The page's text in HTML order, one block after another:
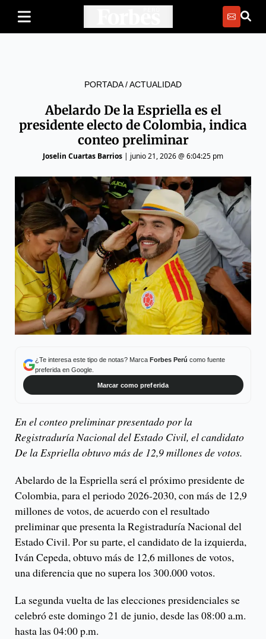
PORTADA/ACTUALIDAD
Abelardo De la Espriella es el
presidente electo de Colombia, indica
conteo preliminar
Joselin Cuartas Barrios | junio 21, 2026 @ 6:04:25 pm
¿Te interesa este tipo de notas? Marca Forbes Perú como fuente
preferida en Google.
Marcar como preferida
En el conteo preliminar presentado por la
Registraduría Nacional del Estado Civil, el candidato
De la Espriella obtuvo más de 12,9 millones de votos.
Abelardo de la Espriella será el próximo presidente de
Colombia, para el periodo 2026-2030, con más de 12,9
millones de votos, de acuerdo con el resultado
preliminar que presenta la Registraduría Nacional del
Estado Civil. Por su parte, el candidato de la izquierda,
Iván Cepeda, obtuvo más de 12,6 millones de votos,
una diferencia que no supera los 300.000 votos.
La segunda vuelta de las elecciones presidenciales se
celebró este domingo 21 de junio, desde las 08:00 a.m.
hasta las 04:00 p.m.